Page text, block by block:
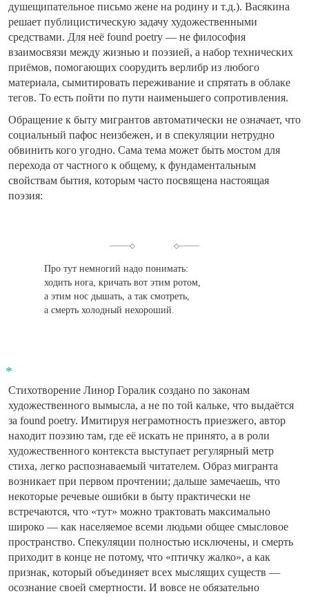
душещипательное письмо жене на родину и т.д.). Васякина
решает публицистическую задачу художественными
средствами. Для неё found poetry — не философия
взаимосвязи между жизнью и поэзией, а набор технических
приёмов, помогающих соорудить верлибр из любого
материала, сымитировать переживание и спрятать в облаке
тегов. То есть пойти по пути наименьшего сопротивления.
Обращение к быту мигрантов автоматически не означает, что
социальный пафос неизбежен, и в спекуляции нетрудно
обвинить кого угодно. Сама тема может быть мостом для
перехода от частного к общему, к фундаментальным
свойствам бытия, которым часто посвящена настоящая
поэзия:
Про тут немногий надо понимать:
ходить нога, кричать вот этим ротом,
а этим нос дышать, а так смотреть,
а смерть холодный нехороший.
Стихотворение Линор Горалик создано по законам
художественного вымысла, а не по той кальке, что выдаётся
за found poetry. Имитируя неграмотность приезжего, автор
находит поэзию там, где её искать не принято, а в роли
художественного контекста выступает регулярный метр
стиха, легко распознаваемый читателем. Образ мигранта
возникает при первом прочтении; дальше замечаешь, что
некоторые речевые ошибки в быту практически не
встречаются, что «тут» можно трактовать максимально
широко — как населяемое всеми людьми общее смысловое
пространство. Спекуляции полностью исключены, и смерть
приходит в конце не потому, что «птичку жалко», а как
признак, который объединяет всех мыслящих существ —
осознание своей смертности. И вовсе не обязательно